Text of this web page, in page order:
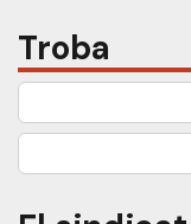
Troba
Cerca: